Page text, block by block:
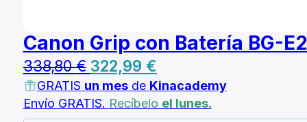
Canon Grip con Batería BG-
338,80€ El
precio
original
322,99 €
precio
actual
GRATIS un mesde Kinacademy
Envío GRATIS. Recíbelo el lunes.